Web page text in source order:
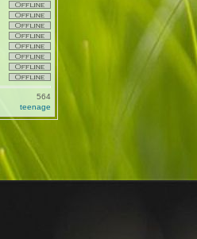
564
teenage